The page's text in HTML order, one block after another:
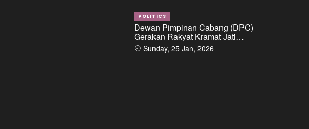
POLITICS
Dewan Pimpinan Cabang (DPC)
Gerakan Rakyat Kramat Jati
menggelar kegiatan “Ngopi di
Condet”
Sunday, 25 Jan, 2026